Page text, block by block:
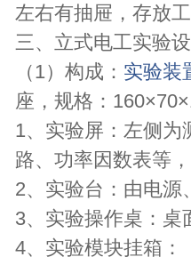
左右有抽屉，存放
三、立式电工实验
（1）构成： 实验装
座，规格：
1、实验屏：左侧为
路、功率因数表等
2、实验台：由电源
3、实验操作桌：桌
4、实验模块挂箱：